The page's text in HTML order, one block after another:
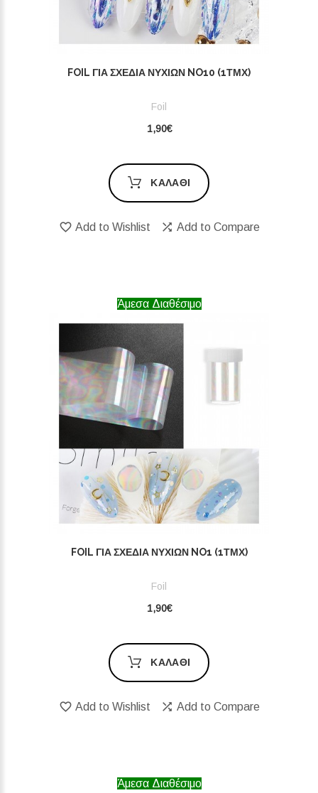
FOIL ΓΙΑ ΣΧΈΔΙΑ ΝΥΧΙΏΝ NO10 (1ΤΜΧ)
Foil
1,90€
ΚΑΛΆΘΙ
Add to Wishlist Add to Compare
Άμεσα Διαθέσιμο
FOIL ΓΙΑ ΣΧΈΔΙΑ ΝΥΧΙΏΝ NO1 (1ΤΜΧ)
Foil
1,90€
ΚΑΛΆΘΙ
Add to Wishlist Add to Compare
Άμεσα Διαθέσιμο